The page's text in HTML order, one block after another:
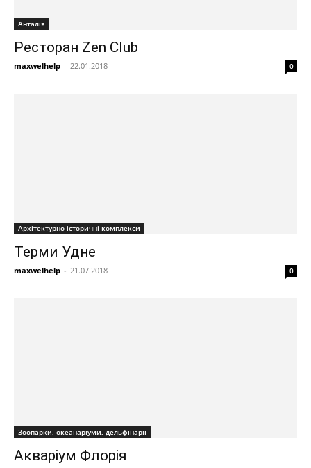
Анталія
Ресторан Zen Club
maxwelhelp - 22.01.2018 0
Архітектурно-історичні комплекси
Терми Удне
maxwelhelp - 21.07.2018 0
Зоопарки, океанаріуми, дельфінарії
Акваріум Флорія